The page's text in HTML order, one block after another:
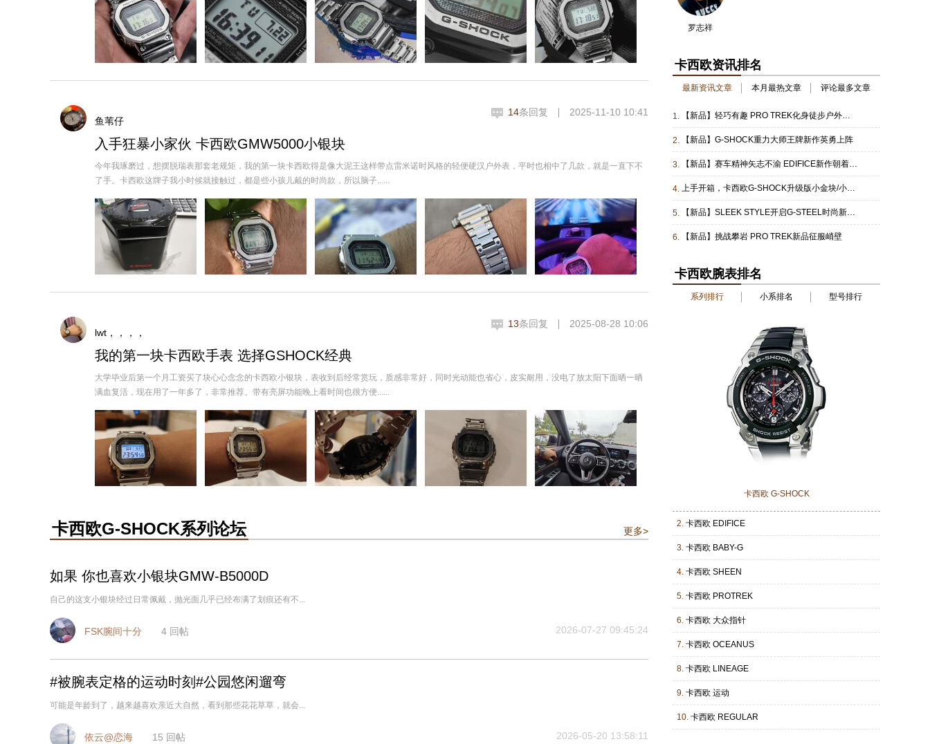
鱼苇仔
入手狂暴小家伙 卡西欧GMW5000小银块
今年我琢磨过，想摆脱瑞表那套老规矩，我的第一块卡西欧得是像大泥王这样带点雷米诺时风格的轻便硬汉户外表，平时也相中了几款，就是一直下不
了手。卡西欧这牌子我小时候就接触过，都是些小孩儿戴的时尚款，所以脑子......
14条回复 2025-11-10 10:41
lwt，，，，
我的第一块卡西欧手表 选择GSHOCK经典
大学毕业后第一个月工资买了块心心念念的卡西欧小银块，表收到后经常赏玩，质感非常好，同时光动能也省心，皮实耐用，没电了放太阳下面晒一晒
满血复活，现在用了一年多了，非常推荐。带有亮屏功能晚上看时间也很方便......
13条回复 2025-08-28 10:06
卡西欧G-SHOCK系列论坛 更多>
如果 你也喜欢小银块GMW-B5000D
自己的这支小银块经过日常佩戴，抛光面几乎已经布满了划痕还有不...
FSK腕间十分 4 回帖 2026-07-27 09:45:24
#被腕表定格的运动时刻#公园悠闲遛弯
可能是年龄到了，越来越喜欢亲近大自然，看到那些花花草草，就会...
依云@恋海 15 回帖 2026-05-20 13:58:11
罗志祥
卡西欧资讯排名
最新资讯文章 本月最热文章 评论最多文章
1. 【新品】轻巧有趣 PRO TREK化身徒步户外新伙伴
2. 【新品】G-SHOCK重力大师王牌新作英勇上阵
3. 【新品】赛车精神矢志不渝 EDIFICE新作朝着方格旗全速冲刺
4. 上手开箱，卡西欧G-SHOCK升级版小金块/小银块BZ5000
5. 【新品】SLEEK STYLE开启G-STEEL时尚新面貌
6. 【新品】挑战攀岩 PRO TREK新品征服峭壁
卡西欧腕表排名
系列排行 小系排名 型号排行
卡西欧 G-SHOCK
2. 卡西欧 EDIFICE
3. 卡西欧 BABY-G
4. 卡西欧 SHEEN
5. 卡西欧 PROTREK
6. 卡西欧 大众指针
7. 卡西欧 OCEANUS
8. 卡西欧 LINEAGE
9. 卡西欧 运动
10. 卡西欧 REGULAR